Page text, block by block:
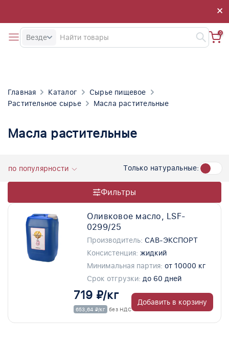
×
×
Везде
0
Главная Каталог
Сырье пищевое
Растительное сырье
Масла растительные
Масла растительные
по популярности Только натуральные:
Фильтры
Оливковое масло, LSF-
0299/25
Производитель: САВ-ЭКСПОРТ
Консистенция: жидкий
Минимальная партия: от 10000 кг
Срок отгрузки: до 60 дней
719 ₽/кг
653,64 ₽/кг без НДС
Добавить в корзину